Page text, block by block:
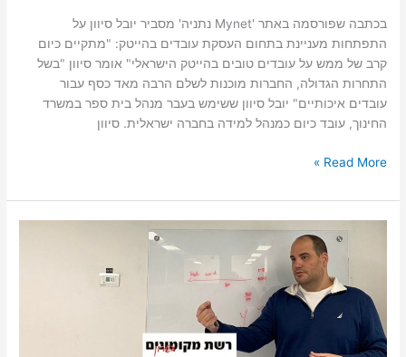
בכתבה שפורסמה באתר 'Mynet נתניה' מסביר יובל סיוון על
התפתחות מעניינת בתחום העסקת עובדים בהייטק: "מתקיים כיום
קרב של ממש על עובדים טובים בהייטק הישראלי" אומר סיוון "בשל
התחרות הגדולה, החברות מוכנות לשלם הרבה מאד כסף עבור
עובדים איכותיים" יובל סיוון ששימש בעבר מנהל בית ספר במשרד
החינוך, עובד כיום כמנהל למידה בחברה ישראלית. סיוון
Read More »
נשבר
שיא
חדש